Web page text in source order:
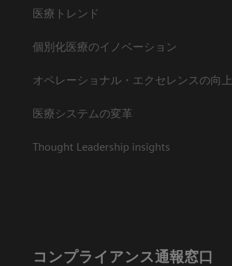
医療トレンド
個別化医療のイノベーション
オペレーショナル・エクセレンスの向上
医療システムの変革
Thought Leadership insights
コンプライアンス通報窓口